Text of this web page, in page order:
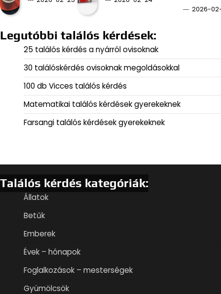
2026-
Legutóbbi találós kérdések:
25 találós kérdés a nyárról ovisoknak
30 találóskérdés ovisoknak megoldásokkal
100 db Vicces találós kérdés
Matematikai találós kérdések gyerekeknek
Farsangi találós kérdések gyerekeknek
Találós kérdés kategóriák:
Állatok
Betűk
Emberek
Évek – hónapok
Foglalkozások – mesterségek
Gyümölcsök